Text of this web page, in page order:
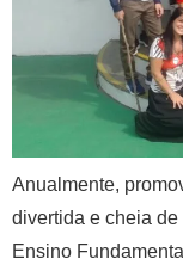
Anualmente,
divertida e cheia
Ensino